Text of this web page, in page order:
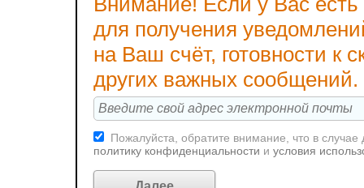
для получения
на Ваш счёт, готовности к
других важных сообщений.
Пожалуйста, обратите внимание, что в
политику конфиденциальности и условия